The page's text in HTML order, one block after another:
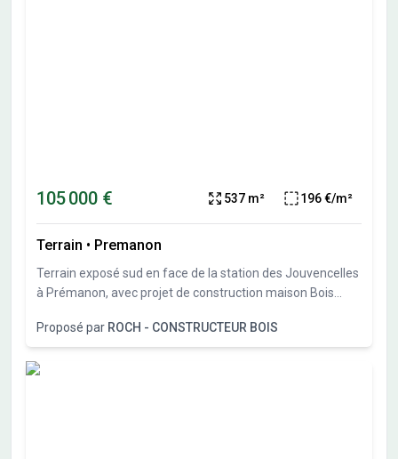
105 000 € 537 m² 196 €/m²
Terrain • Premanon
Terrain exposé sud en face de la station des Jouvencelles
à Prémanon, avec projet de construction maison Bois
Proposé par ROCH - CONSTRUCTEUR BOIS